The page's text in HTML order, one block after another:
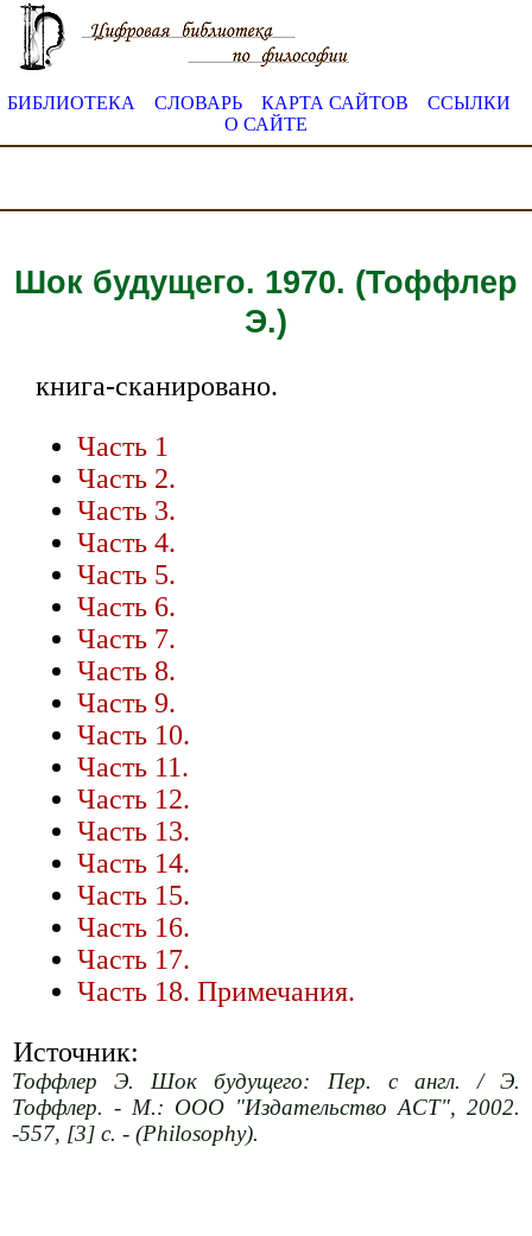
БИБЛИОТЕКА СЛОВАРЬ КАРТА САЙТОВ
ССЫЛКИ
О САЙТЕ
Шок будущего. 1970. (Тоффлер
Э.)
книга-сканировано.
Часть 1
Часть 2.
Часть 3.
Часть 4.
Часть 5.
Часть 6.
Часть 7.
Часть 8.
Часть 9.
Часть 10.
Часть 11.
Часть 12.
Часть 13.
Часть 14.
Часть 15.
Часть 16.
Часть 17.
Часть 18. Примечания.
Источник:
Тоффлер Э. Шок будущего: Пер. с англ. / Э.
Тоффлер. - М.: ООО "Издательство ACT", 2002.
-557, [3] с. - (Philosophy).